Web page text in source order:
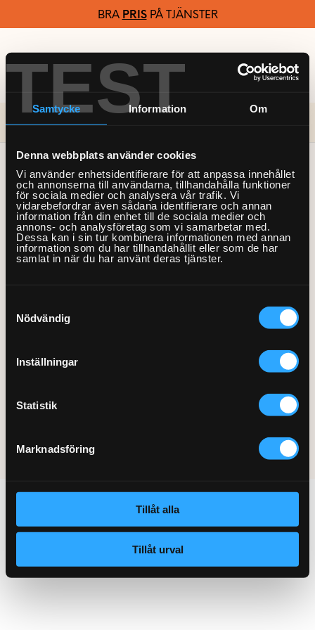
TEST
Samtycke Information Om
Denna webbplats använder cookies
Vi använder enhetsidentifierare för att anpassa innehållet
och annonserna till användarna, tillhandahålla funktioner
för sociala medier och analysera vår trafik. Vi
vidarebefordrar även sådana identifierare och annan
information från din enhet till de sociala medier och
annons- och analysföretag som vi samarbetar med.
Dessa kan i sin tur kombinera informationen med annan
information som du har tillhandahållit eller som de har
samlat in när du har använt deras tjänster.
Nödvändig
Inställningar
Statistik
Marknadsföring
Tillåt alla
Tillåt urval
BRA PRISPÅ TJÄNSTER
Välj tjänster i samarbete med Hemfixarna
LG kategori
0770-220 720
Hemfixarna Nordic AB
St Göransgatan 57
112 38 Stockholm
Org.nr 559064-2715
Kontakt
Hemfixarna.se är säkrat med ett SSL-certifikat som
ser till att all data som skickas mellan vår
krypterad.
© Copyright 2026 hemfixarna.se